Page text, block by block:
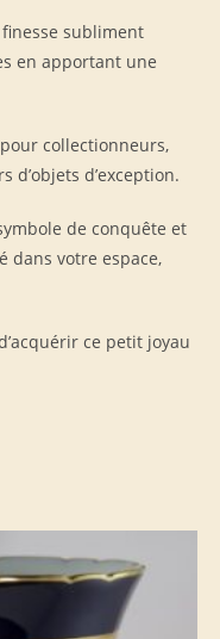
subliment
en apportant une
collectionneurs,
d’objets d’exception.
de conquête et
dans votre espace,
ce petit joyau